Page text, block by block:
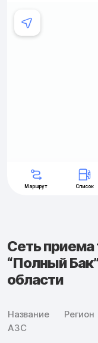
Сеть приема
“Полный
области
Название
АЗС
Регион